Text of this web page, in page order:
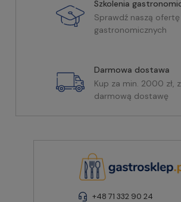
Szkolenia
Sprawdź naszą ofertę
gastronomicznych
Darmowa dostawa
Kup za min. 2000 zł,
darmową dostawę
+48 71 332 90 24